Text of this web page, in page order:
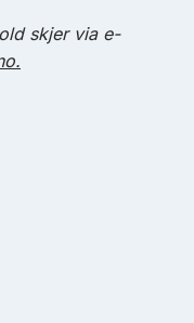
skjer via e-